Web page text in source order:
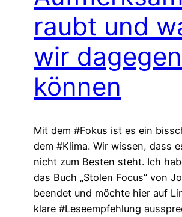
raubt und
wir
können
Mit dem #Fokus ist es ein
dem #Klima. Wir wissen, dass
nicht zum Besten steht. Ich
das Buch „Stolen Focus” von
beendet und möchte hier auf
klare #Leseempfehlung